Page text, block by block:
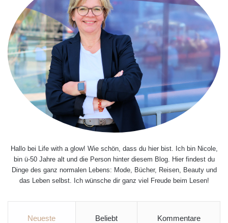
Hallo bei Life with a glow! Wie schön, dass du hier bist. Ich bin Nicole,
bin ü-50 Jahre alt und die Person hinter diesem Blog. Hier findest du
Dinge des ganz normalen Lebens: Mode, Bücher, Reisen, Beauty und
das Leben selbst. Ich wünsche dir ganz viel Freude beim Lesen!
Neueste Beliebt Kommentare